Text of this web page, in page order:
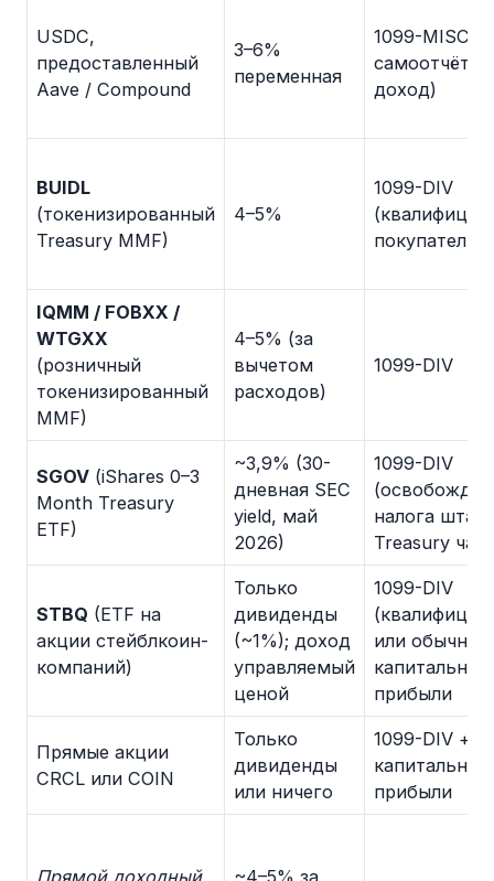
USDC,
предоставленный
Aave / Compound
3–6%
переменная
1099-MISC
самоотчёт
доход)
BUIDL
(токенизированный
Treasury MMF)
4–5%
1099-DIV
покупатель)
IQMM / FOBXX /
WTGXX
(розничный
токенизированный
MMF)
4–5% (за
вычетом
расходов)
1099-DIV
SGOV (iShares 0–3
Month Treasury
ETF)
~3,9% (30-
дневная SEC
yield, май
2026)
1099-DIV
налога
Treasury
STBQ (ETF на
акции стейблкоин-
компаний)
Только
дивиденды
(~1%); доход
управляемый
ценой
1099-DIV
или
капитальные
прибыли
Прямые акции
CRCL или COIN
Только
дивиденды
или ничего
1099-DIV +
капитальные
прибыли
Прямой доходный ~4–5% за